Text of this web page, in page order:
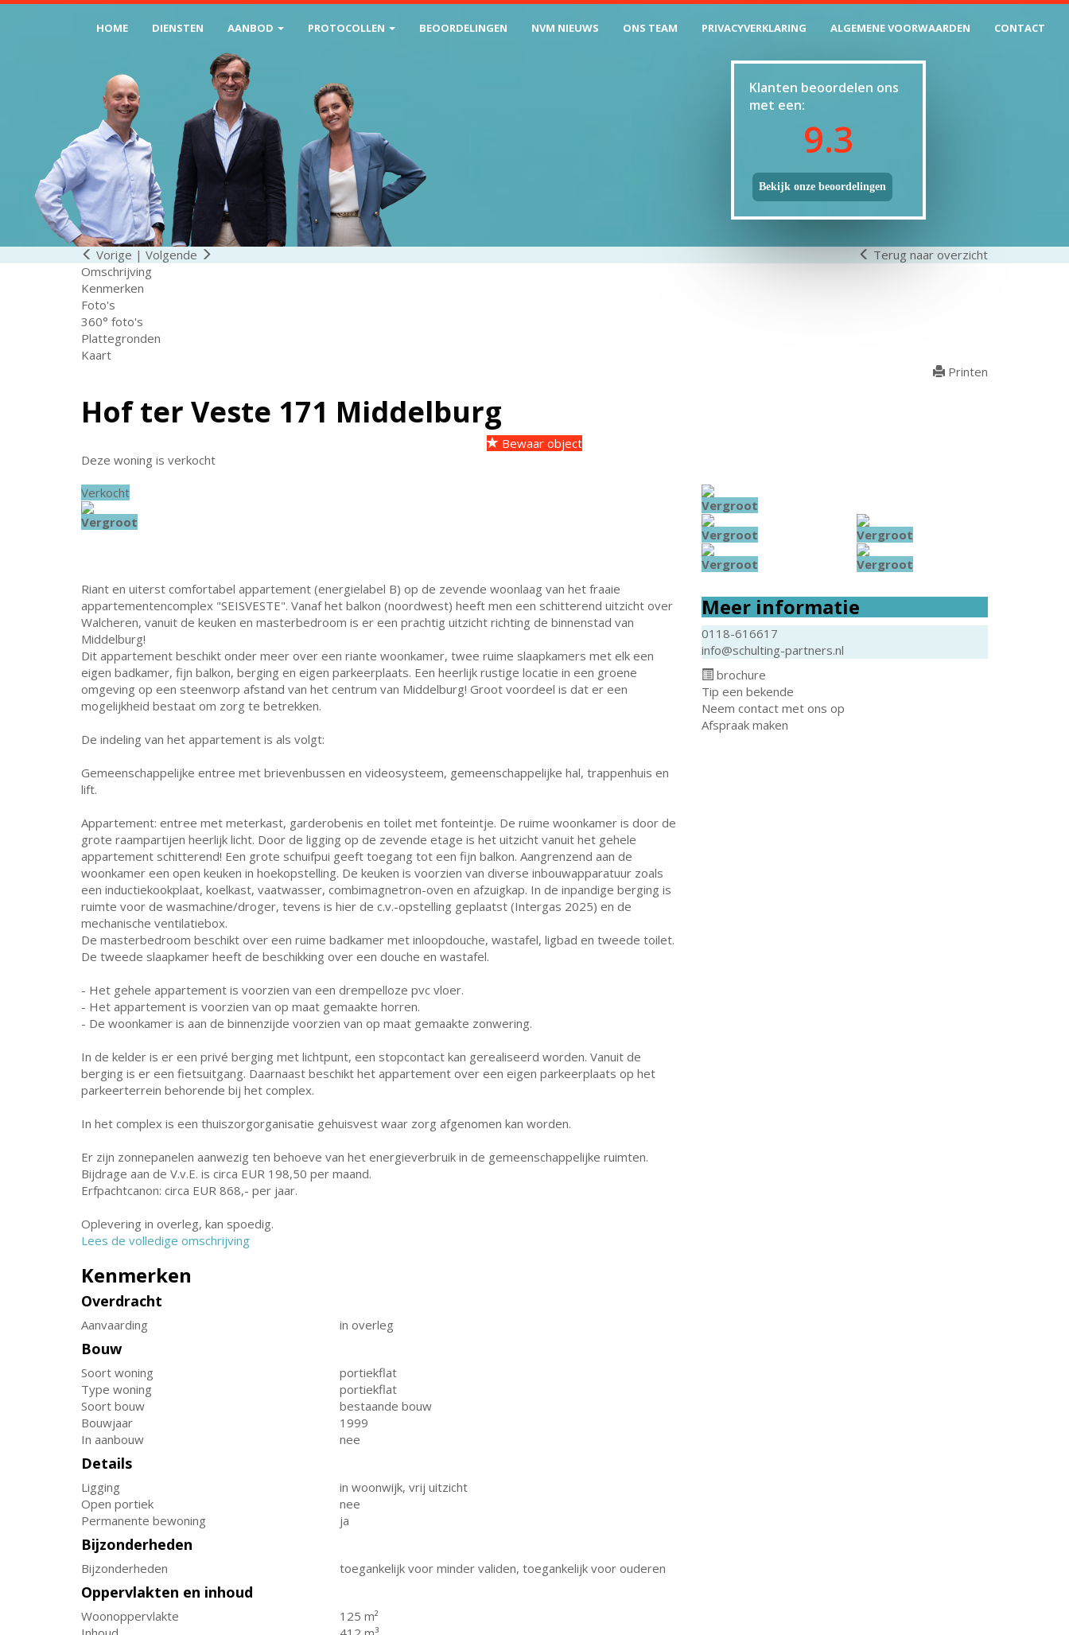
Klanten beoordelen ons
met een:
9.3
Bekijk onze beoordelingen
HOME DIENSTEN AANBOD PROTOCOLLEN BEOORDELINGEN NVM NIEUWS ONS TEAM PRIVACYVERKLARING ALGEMENE VOORWAARDEN CONTACT
Vorige | Volgende
Terug naar overzicht
Omschrijving
Kenmerken
Foto's
360° foto's
Plattegronden
Kaart
Printen
Hof ter Veste 171 Middelburg
Bewaar object
Deze woning is verkocht
Verkocht
Vergroot
Vergroot
Vergroot
Vergroot
Vergroot
Vergroot
Riant en uiterst comfortabel appartement (energielabel B) op de zevende woonlaag van het fraaie
appartementencomplex "SEISVESTE". Vanaf het balkon (noordwest) heeft men een schitterend uitzicht over
Walcheren, vanuit de keuken en masterbedroom is er een prachtig uitzicht richting de binnenstad van
Middelburg!
Dit appartement beschikt onder meer over een riante woonkamer, twee ruime slaapkamers met elk een
eigen badkamer, fijn balkon, berging en eigen parkeerplaats. Een heerlijk rustige locatie in een groene
omgeving op een steenworp afstand van het centrum van Middelburg! Groot voordeel is dat er een
mogelijkheid bestaat om zorg te betrekken.
De indeling van het appartement is als volgt:
Gemeenschappelijke entree met brievenbussen en videosysteem, gemeenschappelijke hal, trappenhuis en
lift.
Appartement: entree met meterkast, garderobenis en toilet met fonteintje. De ruime woonkamer is door de
grote raampartijen heerlijk licht. Door de ligging op de zevende etage is het uitzicht vanuit het gehele
appartement schitterend! Een grote schuifpui geeft toegang tot een fijn balkon. Aangrenzend aan de
woonkamer een open keuken in hoekopstelling. De keuken is voorzien van diverse inbouwapparatuur zoals
een inductiekookplaat, koelkast, vaatwasser, combimagnetron-oven en afzuigkap. In de inpandige berging is
ruimte voor de wasmachine/droger, tevens is hier de c.v.-opstelling geplaatst (Intergas 2025) en de
mechanische ventilatiebox.
De masterbedroom beschikt over een ruime badkamer met inloopdouche, wastafel, ligbad en tweede toilet.
De tweede slaapkamer heeft de beschikking over een douche en wastafel.
- Het gehele appartement is voorzien van een drempelloze pvc vloer.
- Het appartement is voorzien van op maat gemaakte horren.
- De woonkamer is aan de binnenzijde voorzien van op maat gemaakte zonwering.
In de kelder is er een privé berging met lichtpunt, een stopcontact kan gerealiseerd worden. Vanuit de
berging is er een fietsuitgang. Daarnaast beschikt het appartement over een eigen parkeerplaats op het
parkeerterrein behorende bij het complex.
In het complex is een thuiszorgorganisatie gehuisvest waar zorg afgenomen kan worden.
Er zijn zonnepanelen aanwezig ten behoeve van het energieverbruik in de gemeenschappelijke ruimten.
Bijdrage aan de V.v.E. is circa EUR 198,50 per maand.
Erfpachtcanon: circa EUR 868,- per jaar.
Oplevering in overleg, kan spoedig.
Lees de volledige omschrijving
Kenmerken
Overdracht
Aanvaarding in overleg
Bouw
Soort woning
portiekflat
Type woning
portiekflat
Soort bouw
bestaande bouw
Bouwjaar
1999
In aanbouw
nee
Details
Ligging
in woonwijk, vrij uitzicht
Open portiek
nee
Permanente bewoning
ja
Bijzonderheden
Bijzonderheden toegankelijk voor minder validen, toegankelijk voor ouderen
Oppervlakten en inhoud
Woonoppervlakte
125 m²
Meer informatie
0118-616617
info@schulting-partners.nl
brochure
Tip een bekende
Neem contact met ons op
Afspraak maken